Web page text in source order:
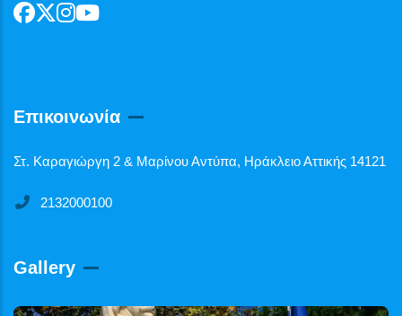
Επικοινωνία
Στ. Καραγιώργη 2 & Μαρίνου Αντύπα, Ηράκλειο Αττικής 14121
2132000100
Gallery